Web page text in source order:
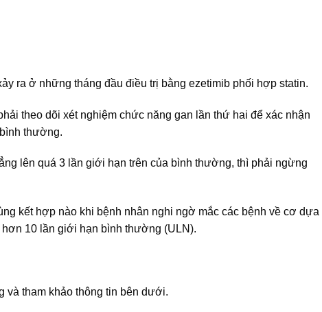
ra ở những tháng đầu điều trị bằng ezetimib phối hợp statin.
theo dõi xét nghiệm chức năng gan lần thứ hai để xác nhận
thường.
lên quá 3 lần giới hạn trên của bình thường, thì phải ngừng
kết hợp nào khi bệnh nhân nghi ngờ mắc các bệnh về cơ dựa
10 lần giới hạn bình thường (ULN).
và tham khảo thông tin bên dưới.